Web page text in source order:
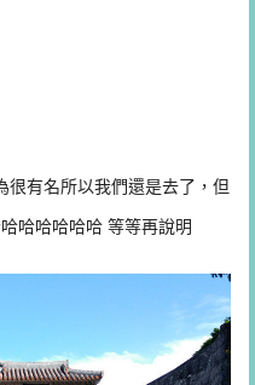
很有名所以我們還是去了，但
哈哈哈哈哈 等等再說明